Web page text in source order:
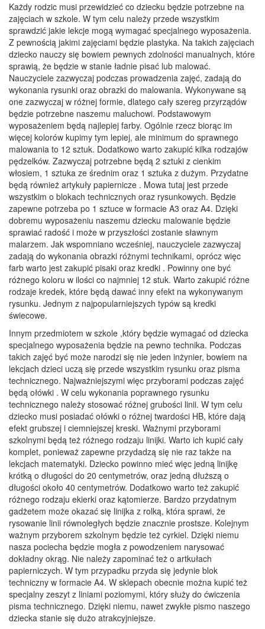
Każdy rodzic musi przewidzieć co dziecku będzie potrzebne na
zajęciach w szkole. W tym celu należy przede wszystkim
sprawdzić jakie lekcje mogą wymagać specjalnego wyposażenia.
Z pewnością jakimi zajęciami będzie plastyka. Na takich zajęciach
dziecko nauczy się bowiem pewnych zdolności manualnych, które
sprawią, że będzie w stanie ładnie pisać lub malować.
Nauczyciele zazwyczaj podczas prowadzenia zajęć, zadają do
wykonania rysunki oraz obrazki do malowania. Wykonywane są
one zazwyczaj w różnej formie, dlatego cały szereg przyrządów
będzie potrzebne naszemu maluchowi. Podstawowym
wyposażeniem będą najlepiej farby. Ogólnie rzecz biorąc im
więcej kolorów kupimy tym lepiej, ale minimum do sprawnego
malowania to 12 sztuk. Dodatkowo warto zakupić kilka rodzajów
pędzelków. Zazwyczaj potrzebne będą 2 sztuki z cienkim
włosiem, 1 sztuka ze średnim oraz 1 sztuka z dużym. Przydatne
będą również artykuły papiernicze . Mowa tutaj jest przede
wszystkim o blokach technicznych oraz rysunkowych. Będzie
zapewne potrzeba po 1 sztuce w formacie A3 oraz A4. Dzięki
dobremu wyposażeniu naszemu dziecku malowanie będzie
sprawiać radość i może w przyszłości zostanie sławnym
malarzem. Jak wspomniano wcześniej, nauczyciele zazwyczaj
zadają do wykonania obrazki różnymi technikami, oprócz więc
farb warto jest zakupić pisaki oraz kredki . Powinny one być
różnego koloru w ilości co najmniej 12 stuk. Warto zakupić różne
rodzaje kredek, które będą dawać inny efekt na wykonywanym
rysunku. Jednym z najpopularniejszych typów są kredki
świecowe.
Innym przedmiotem w szkole ,który będzie wymagać od dziecka
specjalnego wyposażenia będzie na pewno technika. Podczas
takich zajęć być może narodzi się nie jeden inżynier, bowiem na
lekcjach dzieci uczą się przede wszystkim rysunku oraz pisma
technicznego. Najważniejszymi więc przyborami podczas zajęć
będą ołówki . W celu wykonania poprawnego rysunku
technicznego należy stosować różnej grubości linii. W tym celu
dziecko musi posiadać ołówki o różnej twardości HB, które dają
efekt grubszej i ciemniejszej kreski. Ważnymi przyborami
szkolnymi będą też różnego rodzaju linijki. Warto ich kupić cały
komplet, ponieważ zapewne przydadzą się nie raz także na
lekcjach matematyki. Dziecko powinno mieć więc jedną linijkę
krótką o długości do 20 centymetrów, oraz jedną dłuższą o
długości około 40 centymetrów. Dodatkowo warto też zakupić
różnego rodzaju ekierki oraz kątomierze. Bardzo przydatnym
gadżetem może okazać się linijka z rolką, która sprawi, że
rysowanie linii równoległych będzie znacznie prostsze. Kolejnym
ważnym przyborem szkolnym będzie też cyrkiel. Dzięki niemu
nasza pociecha będzie mogła z powodzeniem narysować
dokładny okrąg. Nie należy zapominać też o artkułach
papierniczych. W tym przypadku przyda się jedynie blok
techniczny w formacie A4. W sklepach obecnie można kupić też
specjalny zeszyt z liniami poziomymi, który służy do ćwiczenia
pisma technicznego. Dzięki niemu, nawet zwykłe pismo naszego
dziecka stanie się dużo atrakcyjniejsze.